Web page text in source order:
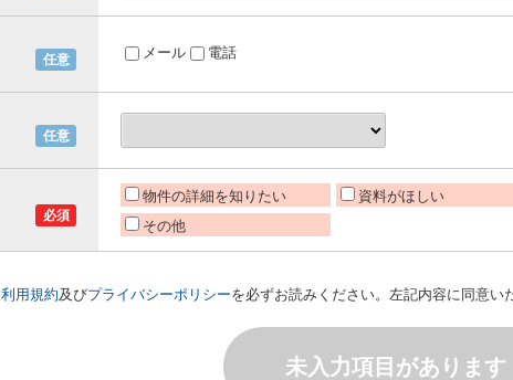
任意 メール 電話
任意
必須
物件の詳細を知りたい 資料がほしい
その他
利用規約及びプライバシーポリシーを必ずお読みください。左記内容に同意い
未入力項目があります